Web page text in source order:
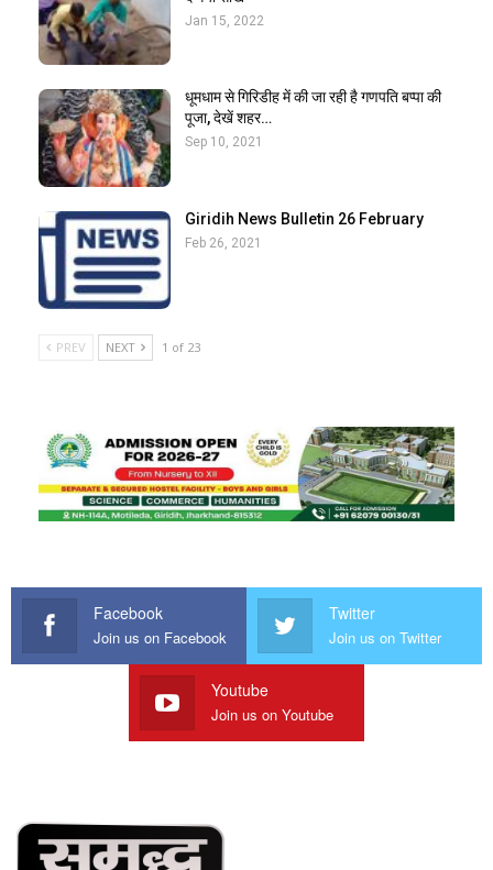
Jan 15, 2022
धूमधाम से गिरिडीह में की जा रही है गणपति बप्पा की
पूजा, देखें शहर…
Sep 10, 2021
Giridih News Bulletin 26 February
Feb 26, 2021
PREV NEXT 1 of 23
Facebook
Join us on Facebook
Twitter
Join us on Twitter
Youtube
Join us on Youtube